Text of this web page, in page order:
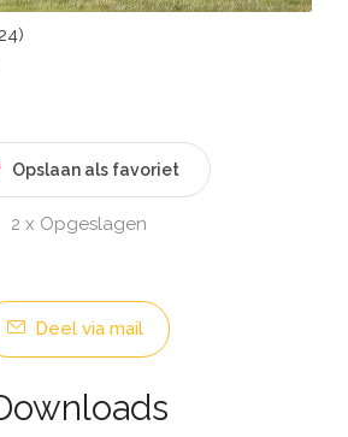
Opslaan als favoriet
2 x Opgeslagen
Deel via mail